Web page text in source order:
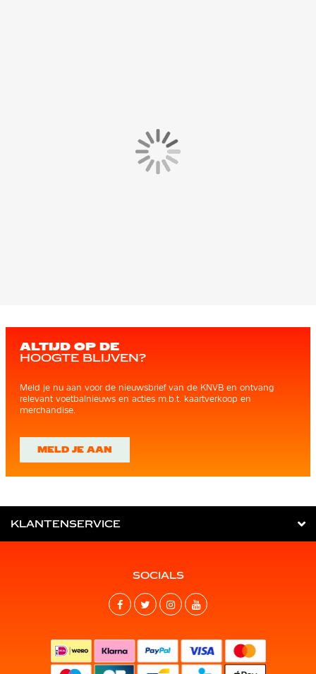
ALTIJD OP DE
HOOGTE BLIJVEN?
Meld je nu aan voor de nieuwsbrief van de KNVB en ontvang
relevant voetbalnieuws en acties m.b.t. kaartverkoop en
merchandise.
MELD JE AAN
KLANTENSERVICE
SOCIALS